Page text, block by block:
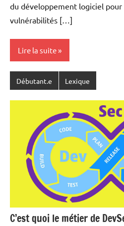
du développement logiciel
vulnérabilités […]
Lire la suite
Débutant.e Lexique
C’est quoi le métier de